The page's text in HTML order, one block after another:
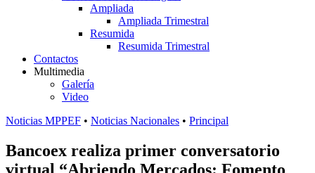
Ampliada
Ampliada Trimestral
Resumida
Resumida Trimestral
Contactos
Multimedia
Galería
Video
Noticias MPPEF • Noticias Nacionales • Principal
Bancoex realiza primer conversatorio